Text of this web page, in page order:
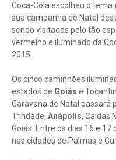
Coca-Cola escolheu o tema
sua campanha de Natal
sendo visitadas pelo tão
vermelho e iluminado da
2015.
Os cinco caminhões
estados de Goiás e
Caravana de Natal passará
Trindade, Anápolis, Caldas
Goiás. Entre os dias 16 e
nas cidades de Palmas e